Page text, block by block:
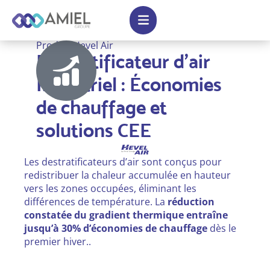
Produit Hevel Air
Déstratificateur d'air
Industriel : Économies
de chauffage et
solutions CEE
Les destratificateurs d’air sont conçus pour
redistribuer la chaleur accumulée en hauteur
vers les zones occupées, éliminant les
différences de température. La réduction
constatée du gradient thermique entraîne
jusqu’à 30% d’économies de chauffage dès le
premier hiver..